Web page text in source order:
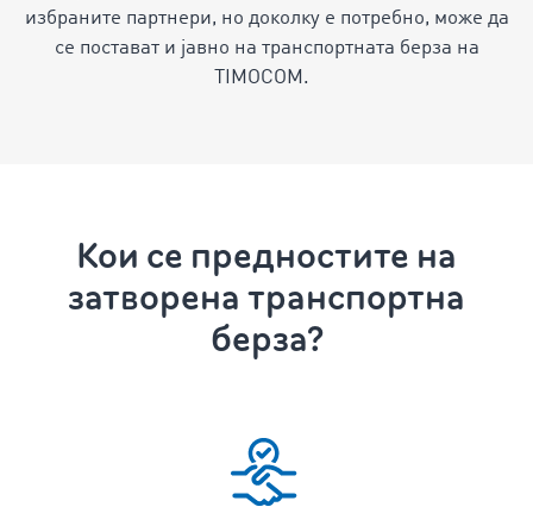
избраните партнери, но доколку е потребно, може да
се постават и јавно на транспортната берза на
TIMOCOM.
Кои се предностите на
затворена транспортна
берза?